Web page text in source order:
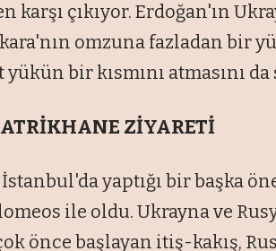
karşı çıkıyor. Erdoğan'ın
omzuna fazladan bir
bir kısmını atmasını da
ZİYARETİ
yaptığı bir başka
ile oldu. Ukrayna ve
önce başlayan itiş-kakış,